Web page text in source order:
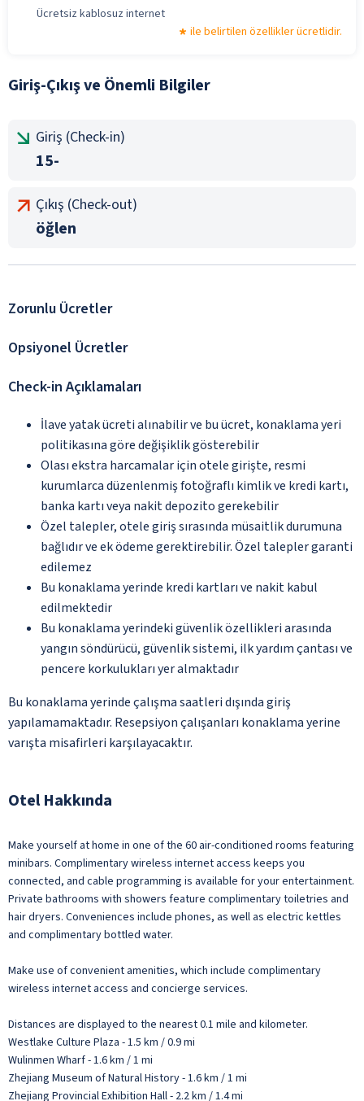
Ücretsiz kablosuz internet
ile belirtilen özellikler ücretlidir.
Giriş-Çıkış ve Önemli Bilgiler
Giriş (Check-in)
15-
Çıkış (Check-out)
öğlen
Zorunlu Ücretler
Opsiyonel Ücretler
Check-in Açıklamaları
İlave yatak ücreti alınabilir ve bu ücret, konaklama yeri
politikasına göre değişiklik gösterebilir
Olası ekstra harcamalar için otele girişte, resmi
kurumlarca düzenlenmiş fotoğraflı kimlik ve kredi kartı,
banka kartı veya nakit depozito gerekebilir
Özel talepler, otele giriş sırasında müsaitlik durumuna
bağlıdır ve ek ödeme gerektirebilir. Özel talepler garanti
edilemez
Bu konaklama yerinde kredi kartları ve nakit kabul
edilmektedir
Bu konaklama yerindeki güvenlik özellikleri arasında
yangın söndürücü, güvenlik sistemi, ilk yardım çantası ve
pencere korkulukları yer almaktadır
Bu konaklama yerinde çalışma saatleri dışında giriş
yapılamamaktadır. Resepsiyon çalışanları konaklama yerine
varışta misafirleri karşılayacaktır.
Otel Hakkında
Make yourself at home in one of the 60 air-conditioned rooms featuring
minibars. Complimentary wireless internet access keeps you
connected, and cable programming is available for your entertainment.
Private bathrooms with showers feature complimentary toiletries and
hair dryers. Conveniences include phones, as well as electric kettles
and complimentary bottled water.
Make use of convenient amenities, which include complimentary
wireless internet access and concierge services.
Distances are displayed to the nearest 0.1 mile and kilometer.
Westlake Culture Plaza - 1.5 km / 0.9 mi
Wulinmen Wharf - 1.6 km / 1 mi
Zhejiang Museum of Natural History - 1.6 km / 1 mi
Zhejiang Provincial Exhibition Hall - 2.2 km / 1.4 mi